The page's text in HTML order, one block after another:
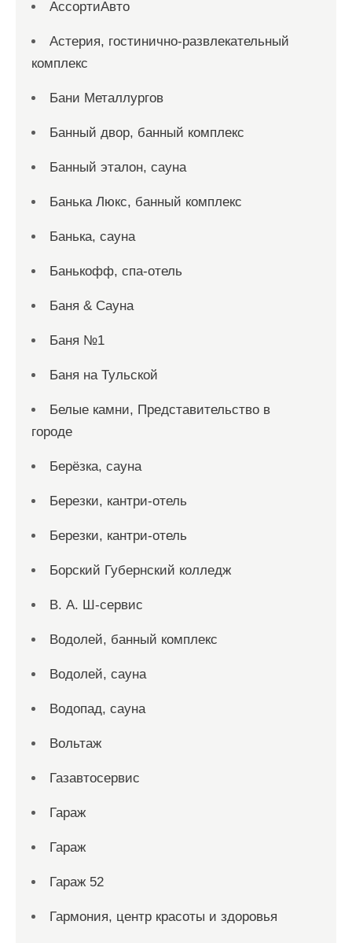
АссортиАвто
Астерия, гостинично-развлекательный
комплекс
Бани Металлургов
Банный двор, банный комплекс
Банный эталон, сауна
Банька Люкс, банный комплекс
Банька, сауна
Банькофф, спа-отель
Баня & Сауна
Баня №1
Баня на Тульской
Белые камни, Представительство в
городе
Берёзка, сауна
Березки, кантри-отель
Березки, кантри-отель
Борский Губернский колледж
В. А. Ш-сервис
Водолей, банный комплекс
Водолей, сауна
Водопад, сауна
Вольтаж
Газавтосервис
Гараж
Гараж
Гараж 52
Гармония, центр красоты и здоровья